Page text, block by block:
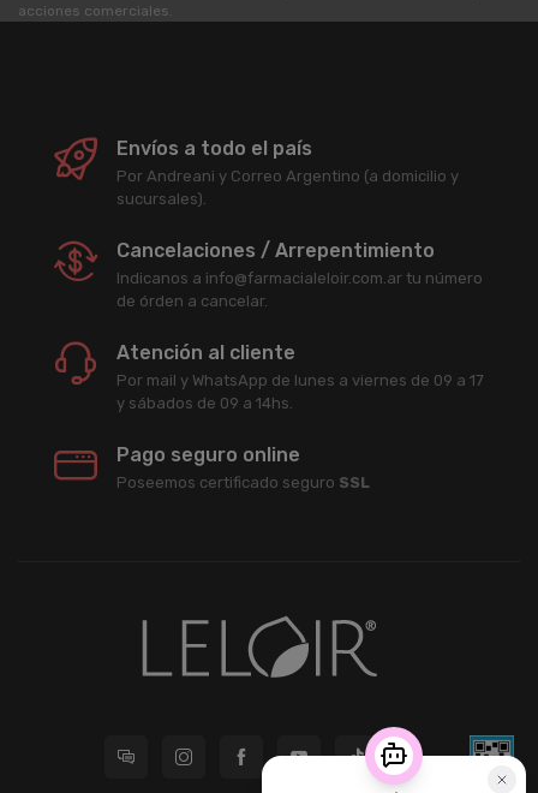
acciones comerciales.
Envíos a todo el país
Por Andreani y Correo Argentino (a domicilio y
sucursales).
Cancelaciones / Arrepentimiento
Indicanos a info@farmacialeloir.com.ar tu número
de órden a cancelar.
Atención al cliente
Por mail y WhatsApp de lunes a viernes de 09 a 17
y sábados de 09 a 14hs.
Pago seguro online
Poseemos certificado seguro SSL